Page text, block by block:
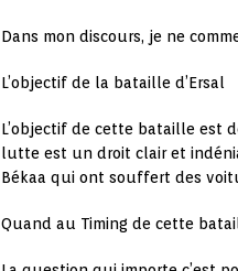
Dans mon discours, je ne
L’objectif de la bataille d’Ersal
L’objectif de cette bataille est
lutte est un droit clair et
Békaa qui ont souffert des
Quand au Timing de cette